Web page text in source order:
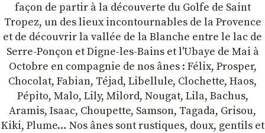
façon de partir à la découverte du Golfe de Saint
Tropez, un des lieux incontournables de la Provence
et de découvrir la vallée de la Blanche entre le lac de
Serre-Ponçon et Digne-les-Bains et l'Ubaye de Mai à
Octobre en compagnie de nos ânes : Félix, Prosper,
Chocolat, Fabian, Téjad, Libellule, Clochette, Haos,
Pépito, Malo, Lily, Milord, Nougat, Lila, Bachus,
Aramis, Isaac, Choupette, Samson, Tagada, Grisou,
Kiki, Plume… Nos ânes sont rustiques, doux, gentils et